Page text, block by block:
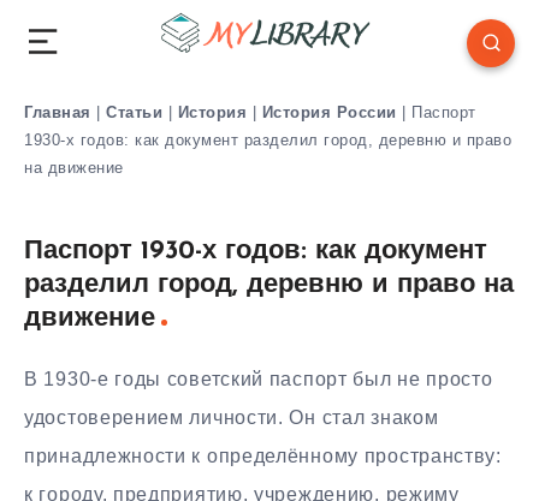
Главная | Статьи | История | История России | Паспорт
1930-х годов: как документ разделил город, деревню и право
на движение
Паспорт 1930-х годов: как документ
разделил город, деревню и право на
движение
В 1930-е годы советский паспорт был не просто
удостоверением личности. Он стал знаком
принадлежности к определённому пространству:
к городу, предприятию, учреждению, режиму